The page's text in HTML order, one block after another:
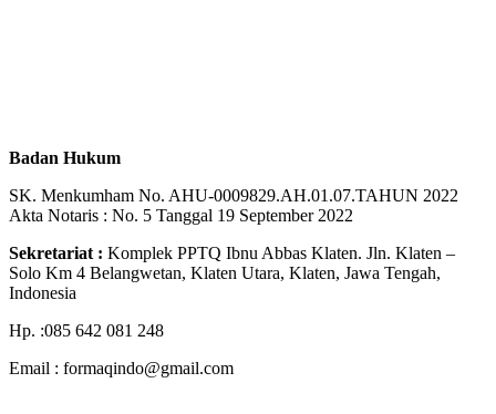
Badan Hukum
SK. Menkumham No. AHU-0009829.AH.01.07.TAHUN 2022
Akta Notaris : No. 5 Tanggal 19 September 2022
Sekretariat : Komplek PPTQ Ibnu Abbas Klaten. Jln. Klaten –
Solo Km 4 Belangwetan, Klaten Utara, Klaten, Jawa Tengah,
Indonesia
Hp. :085 642 081 248
Email : formaqindo@gmail.com